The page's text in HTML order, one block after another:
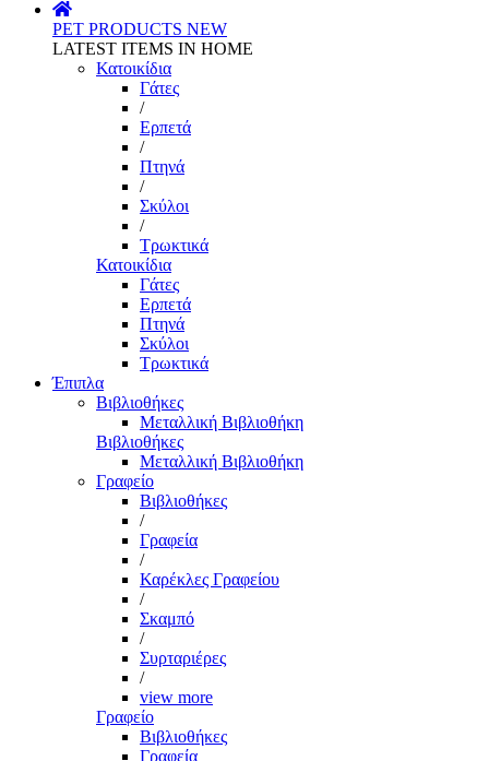
PET PRODUCTS NEW
LATEST ITEMS IN HOME
Κατοικίδια
Γάτες
/
Ερπετά
/
Πτηνά
/
Σκύλοι
/
Τρωκτικά
Κατοικίδια
Γάτες
Ερπετά
Πτηνά
Σκύλοι
Τρωκτικά
Έπιπλα
Βιβλιοθήκες
Μεταλλική Βιβλιοθήκη
Βιβλιοθήκες
Μεταλλική Βιβλιοθήκη
Γραφείο
Βιβλιοθήκες
/
Γραφεία
/
Καρέκλες Γραφείου
/
Σκαμπό
/
Συρταριέρες
/
view more
Γραφείο
Βιβλιοθήκες
Γραφεία